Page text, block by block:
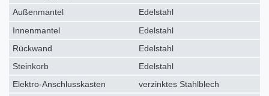
Außenmantel
Edelstahl
Innenmantel
Edelstahl
Rückwand
Edelstahl
Steinkorb
Edelstahl
Elektro-Anschlusskasten
verzinktes Stahlblech